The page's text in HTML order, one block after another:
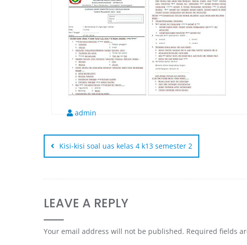
admin
Kisi-kisi soal uas kelas 4 k13 semester 2
LEAVE A REPLY
Your email address will not be published. Required fields